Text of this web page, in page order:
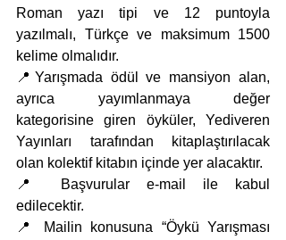
Roman yazı tipi ve 12 puntoyla
yazılmalı, Türkçe ve maksimum 1500
kelime olmalıdır.
📍Yarışmada ödül ve mansiyon alan,
ayrıca yayımlanmaya değer
kategorisine giren öyküler, Yediveren
Yayınları tarafından kitaplaştırılacak
olan kolektif kitabın içinde yer alacaktır.
📍 Başvurular e-mail ile kabul
edilecektir.
📍 Mailin konusuna “Öykü Yarışması